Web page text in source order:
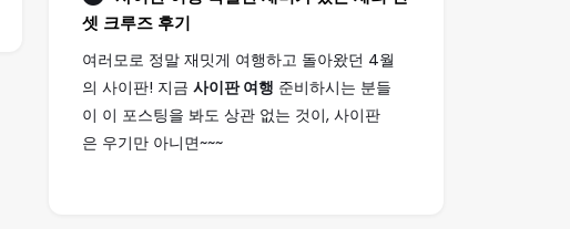
셋 크루즈 후기
여러모로 정말 재밋게 여행하고 돌아왔던 4월
의 사이판! 지금 사이판 여행 준비하시는 분들
이 이 포스팅을 봐도 상관 없는 것이, 사이판
은 우기만 아니면~~~